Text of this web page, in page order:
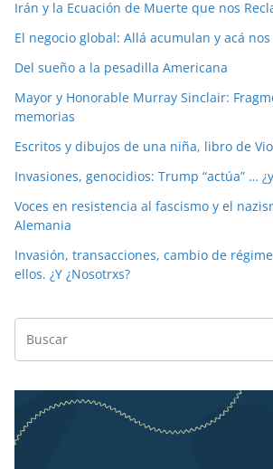
Irán y la Ecuación de Muerte que nos
El negocio global: Allá acumulan y acá
Del sueño a la pesadilla Americana
Mayor y Honorable Murray Sinclair:
memorias
Escritos y dibujos de una niña, libro de
Invasiones, genocidios: Trump “actúa” …
Voces en resistencia al fascismo y el
Alemania
Invasión, transacciones, cambio de
ellos. ¿Y ¿Nosotrxs?